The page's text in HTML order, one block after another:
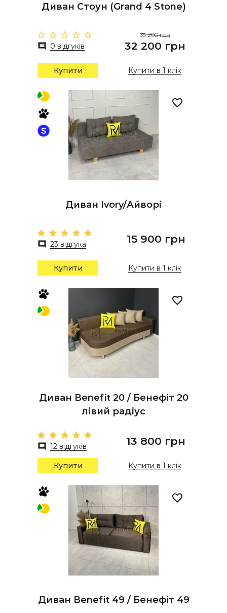
Диван Стоун (Grand 4 Stone)
0 відгуків
35 200 грн
32 200 грн
Купити Купити в 1 клік
Диван Ivory/Айворі
23 відгука 15 900 грн
Купити Купити в 1 клік
Диван Benefit 20 / Бенефіт 20
лівий радіус
12 відгуків 13 800 грн
Купити Купити в 1 клік
Диван Benefit 49 / Бенефіт 49